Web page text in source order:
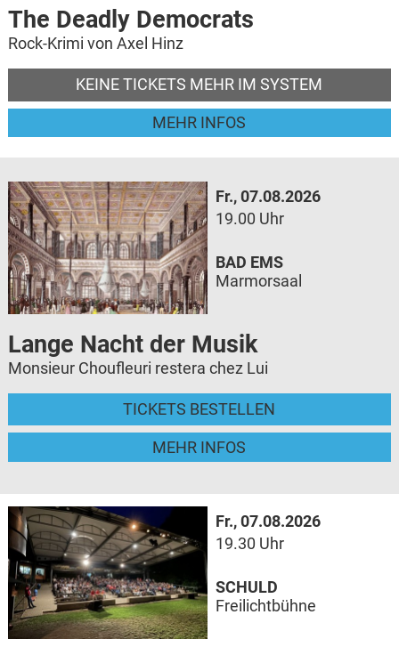
The Deadly Democrats
Rock-Krimi von Axel Hinz
KEINE TICKETS MEHR IM SYSTEM
MEHR INFOS
Fr., 07.08.2026
19.00 Uhr
Lange Nacht der Musik
Monsieur Choufleuri restera chez Lui
TICKETS BESTELLEN
MEHR INFOS
BAD EMS
Marmorsaal
Fr., 07.08.2026
19.30 Uhr
SCHULD
Freilichtbühne